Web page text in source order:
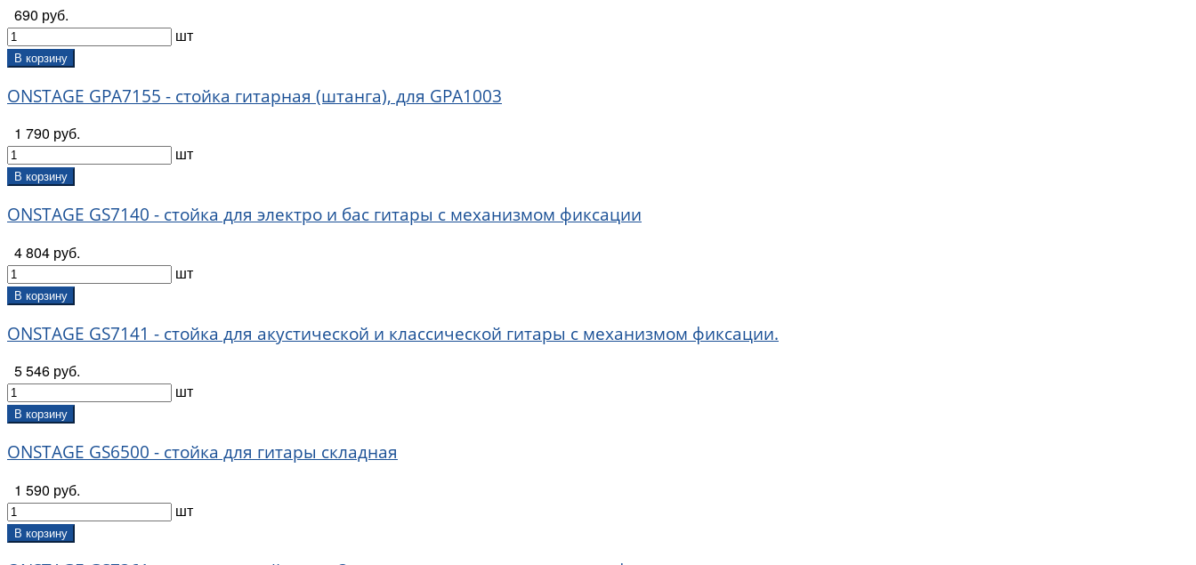
690 руб.
шт
В корзину
ONSTAGE GPA7155 - стойка гитарная (штанга), для GPA1003
1 790 руб.
шт
В корзину
ONSTAGE GS7140 - стойка для электро и бас гитары с механизмом фиксации
4 804 руб.
шт
В корзину
ONSTAGE GS7141 - стойка для акустической и классической гитары с механизмом фиксации.
5 546 руб.
шт
В корзину
ONSTAGE GS6500 - стойка для гитары складная
1 590 руб.
шт
В корзину